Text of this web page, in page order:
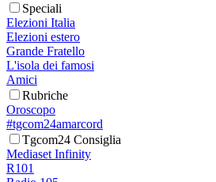
Speciali
Elezioni Italia
Elezioni estero
Grande Fratello
L'isola dei famosi
Amici
Rubriche
Oroscopo
#tgcom24amarcord
Tgcom24 Consiglia
Mediaset Infinity
R101